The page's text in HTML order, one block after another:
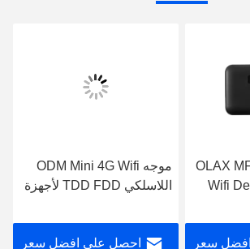
OLAX
Wifi
سعر
موجه ODM Mini 4G Wifi
اللاسلكي TDD FDD لأجهزة
اللوحية
احصل على افضل سعر